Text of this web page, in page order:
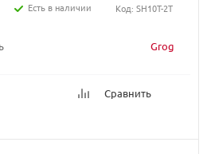
Grog
Сравнить
Есть в наличии
Код: SH10T-2T